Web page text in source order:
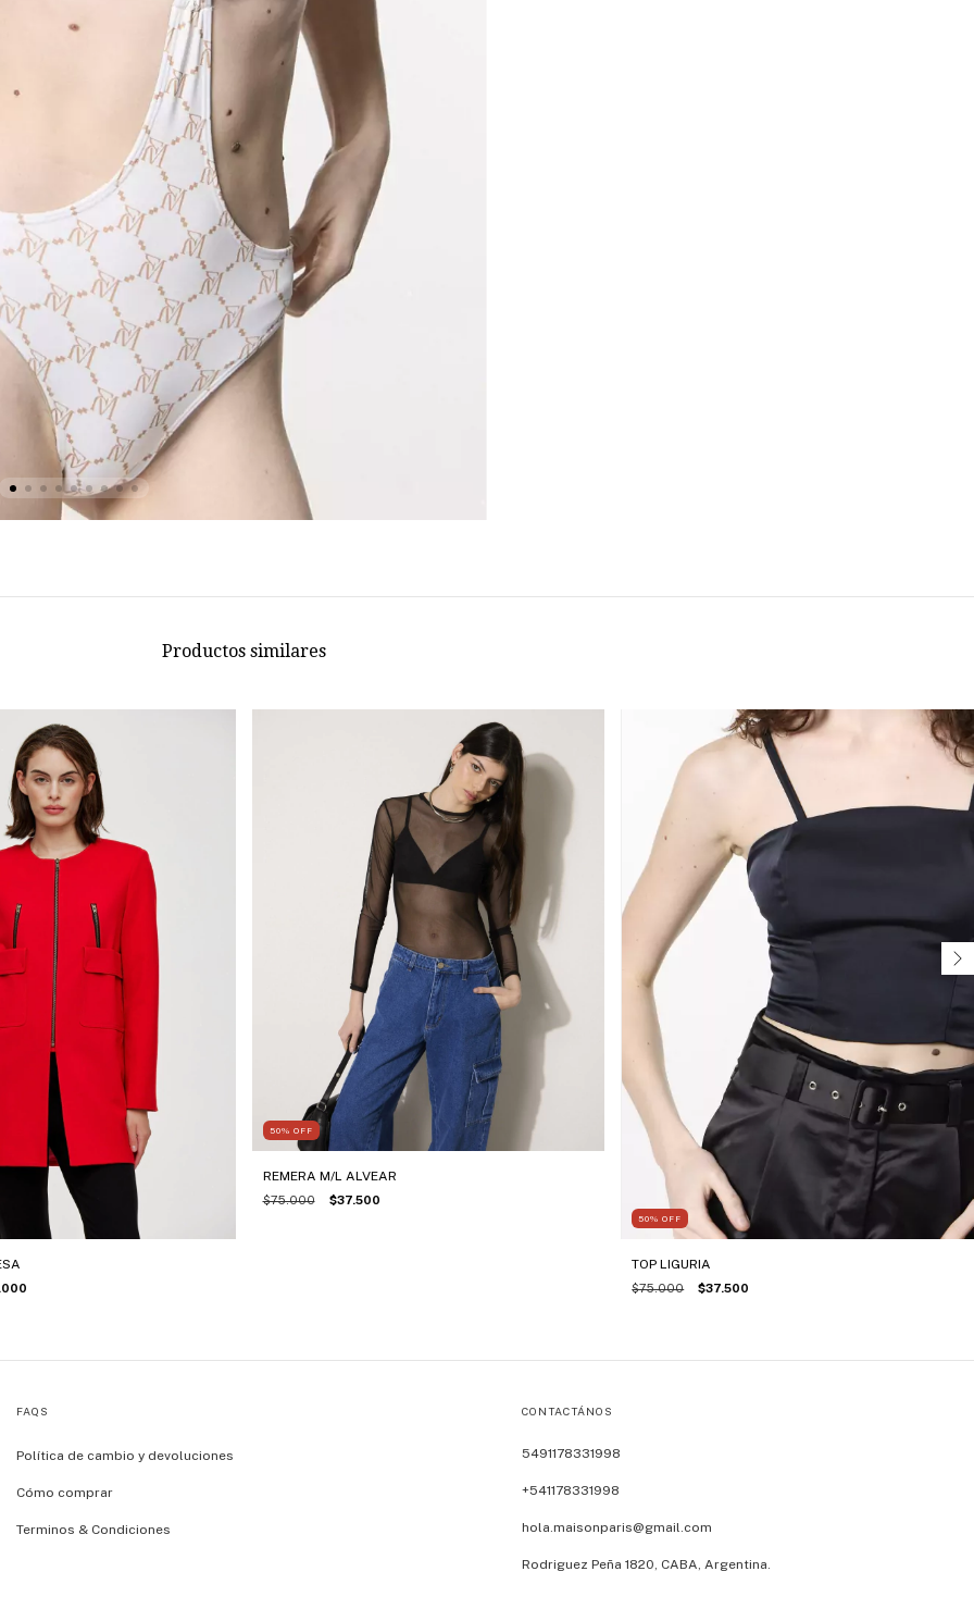
Productos similares
50% OFF
REMERA M/L ALVEAR
$75.000 $37.500
50%OFF
TOP LIGURIA
$75.000 $37.500
FAQS
Política de cambio y devoluciones
Cómo comprar
Terminos & Condiciones
CONTACTÁNOS
5491178331998
+541178331998
hola.maisonparis@gmail.com
Rodriguez Peña 1820, CABA, Argentina.